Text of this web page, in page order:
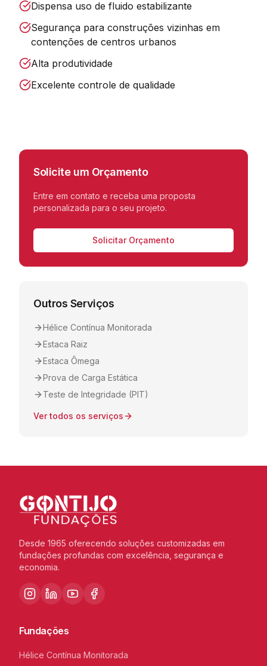
Dispensa uso de fluido estabilizante
Segurança para construções vizinhas em
contenções de centros urbanos
Alta produtividade
Excelente controle de qualidade
Solicite um Orçamento
Entre em contato e receba uma proposta
personalizada para o seu projeto.
Solicitar Orçamento
Outros Serviços
Hélice Contínua Monitorada
Estaca Raiz
Estaca Ômega
Prova de Carga Estática
Teste de Integridade (PIT)
Ver todos os serviços
Desde 1965 oferecendo soluções customizadas em
fundações profundas com excelência, segurança e
economia.
Fundações
Hélice Contínua Monitorada